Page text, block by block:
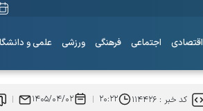
اقتصادی اجتماعی فرهنگی ورزشی علمی و
کد خبر :۱۱۴۴۲۶ ۲۰:۲۲ ۱۴۰۵/۰۴/۰۲